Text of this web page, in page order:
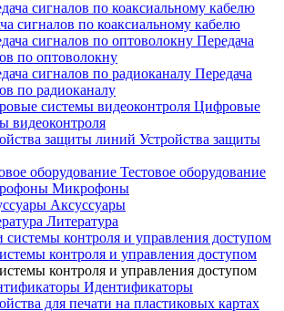
сигналов по коаксиальному кабелю
Передача
по оптоволокну
Передача
по радиоканалу
Цифровые
видеоконтроля
Устройства защиты
Тестовое оборудование
Микрофоны
Аксуссуары
Литература
контроля и управления доступом
контроля и управления доступом
Идентификаторы